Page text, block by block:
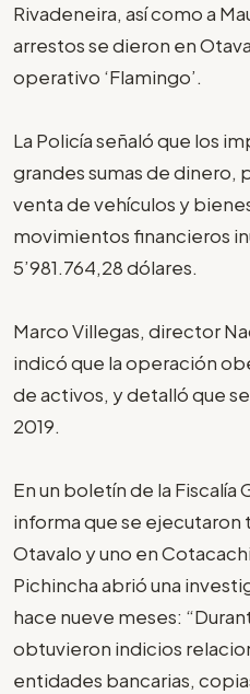
Rivadeneira, así como a
arrestos se dieron en
operativo ‘Flamingo’.
La Policía señaló que los
grandes sumas de dinero,
venta de vehículos y
movimientos financieros
5’981.764,28 dólares.
Marco Villegas, director
indicó que la operación
de activos, y detalló que
2019.
En un boletín de la Fiscalía
informa que se ejecutaron
Otavalo y uno en
Pichincha abrió una
hace nueve meses:
obtuvieron indicios
entidades bancarias,